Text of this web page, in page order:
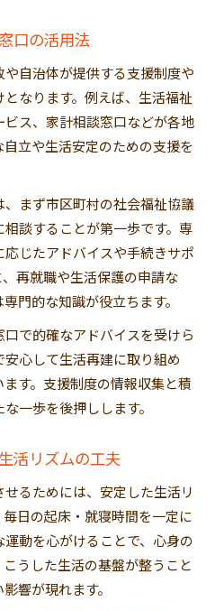
口の活用法
自治体が提供する支援制度や
なります。例えば、生活福祉
ス、家計相談窓口などが各地
立や生活安定のための支援を
まず市区町村の社会福祉協議
談することが第一歩です。専
じたアドバイスや手続きサポ
再就職や生活保護の申請な
門的な知識が役立ちます。
で的確なアドバイスを受けら
心して生活再建に取り組め
す。支援制度の情報収集と積
一歩を後押しします。
活リズムの工夫
るためには、安定した生活リ
日の起床・就寝時間を一定に
動を心がけることで、心身の
うした生活の基盤が整うこと
響が現れます。